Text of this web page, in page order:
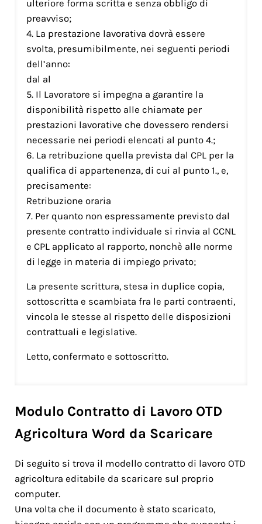
ulteriore forma scritta e senza obbligo di
preavviso;
4. La prestazione lavorativa dovrà essere
svolta, presumibilmente, nei seguenti periodi
dell’anno:
dal al
5. Il Lavoratore si impegna a garantire la
disponibilità rispetto alle chiamate per
prestazioni lavorative che dovessero rendersi
necessarie nei periodi elencati al punto 4.;
6. La retribuzione quella prevista dal CPL per la
qualifica di appartenenza, di cui al punto 1., e,
precisamente:
Retribuzione oraria
7. Per quanto non espressamente previsto dal
presente contratto individuale si rinvia al CCNL
e CPL applicato al rapporto, nonchè alle norme
di legge in materia di impiego privato;
La presente scrittura, stesa in duplice copia,
sottoscritta e scambiata fra le parti contraenti,
vincola le stesse al rispetto delle disposizioni
contrattuali e legislative.
Letto, confermato e sottoscritto.
Modulo Contratto di Lavoro OTD
Agricoltura Word da Scaricare
Di seguito si trova il modello contratto di lavoro OTD
agricoltura editabile da scaricare sul proprio
computer.
Una volta che il documento è stato scaricato,